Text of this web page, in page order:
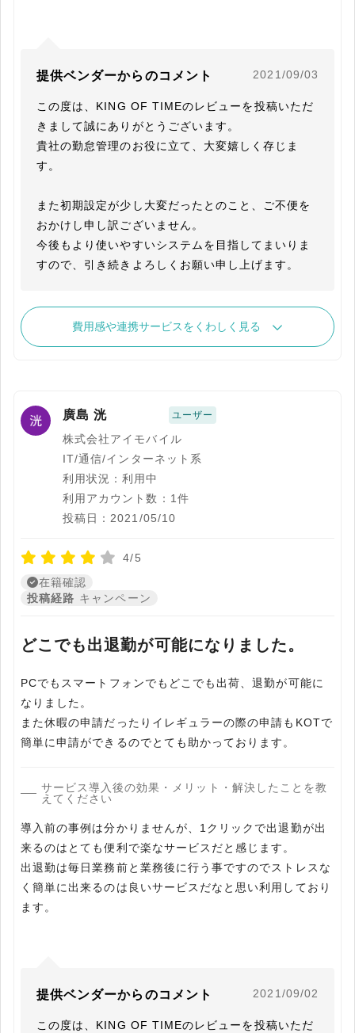
提供ベンダーからのコメント 2021/09/03
この度は、KING OF TIMEのレビューを投稿いただ
きまして誠にありがとうございます。
貴社の勤怠管理のお役に立て、大変嬉しく存じま
す。
また初期設定が少し大変だったとのこと、ご不便を
おかけし申し訳ございません。
今後もより使いやすいシステムを目指してまいりま
すので、引き続きよろしくお願い申し上げます。
費用感や連携サービスをくわしく見る
廣島 洸 ユーザー
株式会社アイモバイル
IT/通信/インターネット系
利用状況：利用中
利用アカウント数：1件
投稿日：2021/05/10
4/5
在籍確認
投稿経路 キャンペーン
どこでも出退勤が可能になりました。
PCでもスマートフォンでもどこでも出荷、退勤が可能に
なりました。
また休暇の申請だったりイレギュラーの際の申請もKOTで
簡単に申請ができるのでとても助かっております。
サービス導入後の効果・メリット・解決したことを教
えてください
導入前の事例は分かりませんが、1クリックで出退勤が出
来るのはとても便利で楽なサービスだと感じます。
出退勤は毎日業務前と業務後に行う事ですのでストレスな
く簡単に出来るのは良いサービスだなと思い利用しており
ます。
提供ベンダーからのコメント 2021/09/02
この度は、KING OF TIMEのレビューを投稿いただ